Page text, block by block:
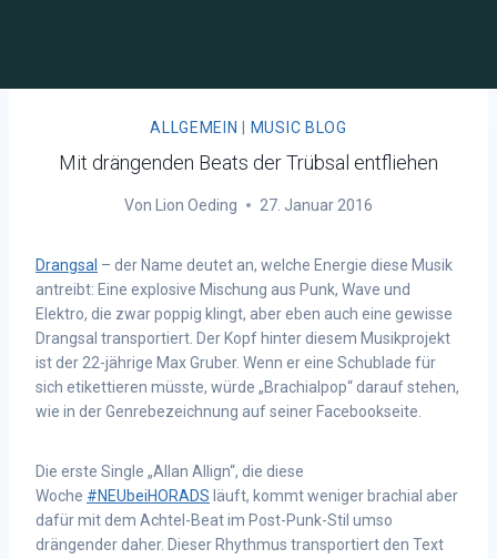
ALLGEMEIN MUSIC BLOG
Mit drängenden Beats der Trübsal entfliehen
Von Lion Oeding 27. Januar 2016
Drangsal – der Name deutet an, welche Energie diese Musik
antreibt: Eine explosive Mischung aus Punk, Wave und
Elektro, die zwar poppig klingt, aber eben auch eine gewisse
Drangsal transportiert. Der Kopf hinter diesem Musikprojekt
ist der 22-jährige Max Gruber. Wenn er eine Schublade für
sich etikettieren müsste, würde „Brachialpop“ darauf stehen,
wie in der Genrebezeichnung auf seiner Facebookseite.
Die erste Single „Allan Allign“, die diese
Woche #NEUbeiHORADS läuft, kommt weniger brachial aber
dafür mit dem Achtel-Beat im Post-Punk-Stil umso
drängender daher. Dieser Rhythmus transportiert den Text